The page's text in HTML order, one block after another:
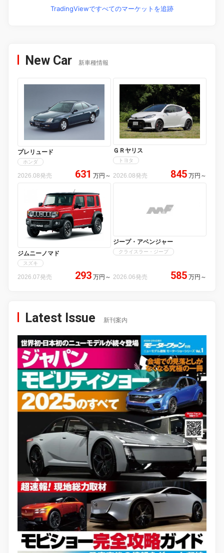
TradingViewですべてのマーケットを追跡
New Car 新車種情報
プレリュード
ホンダ
2026.08発売 631 万円 ～
ＧＲヤリス
トヨタ
2026.08発売 845 万円 ～
ジムニーノマド
スズキ
2026.07発売 293 万円 ～
ジープ・アベンジャー
クライスラー・ジープ
2026.06発売 585 万円 ～
Latest Issue 新刊案内